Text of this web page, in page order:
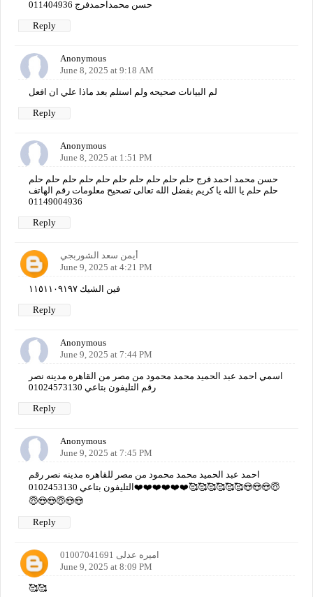
حسن محمداحمدفرج 011404936
Reply
Anonymous
June 8, 2025 at 9:18 AM
لم البيانات صحيحه ولم استلم بعد ماذا علي ان افعل
Reply
Anonymous
June 8, 2025 at 1:51 PM
حسن محمد احمد فرج حلم حلم حلم حلم حلم حلم حلم حلم حلم حلم
حلم حلم يا الله يا كريم بفضل الله تعالى تصحيح معلومات رقم الهاتف
01149004936
Reply
أيمن سعد الشوربجي
June 9, 2025 at 4:21 PM
فين الشيك ١١٥١١٠٩١٩٧
Reply
Anonymous
June 9, 2025 at 7:44 PM
اسمي احمد عبد الحميد محمد محمود من مصر من القاهره مدينه نصر
رقم التليفون بتاعي 01024573130
Reply
Anonymous
June 9, 2025 at 7:45 PM
احمد عبد الحميد محمد محمود من مصر للقاهره مدينه نصر رقم
التليفون بتاعي 0102453130❤️❤️❤️❤️❤️❤️🥰🥰🥰🥰🥰🥰😍😍😍😇
😇😍😍😇😍😍
Reply
اميره عدلى 01007041691
June 9, 2025 at 8:09 PM
🥰🥰